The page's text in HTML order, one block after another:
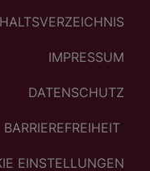
IMPRESSUM
DATENSCHUTZ
BARRIEREFREIHEIT
EINSTELLUNGEN